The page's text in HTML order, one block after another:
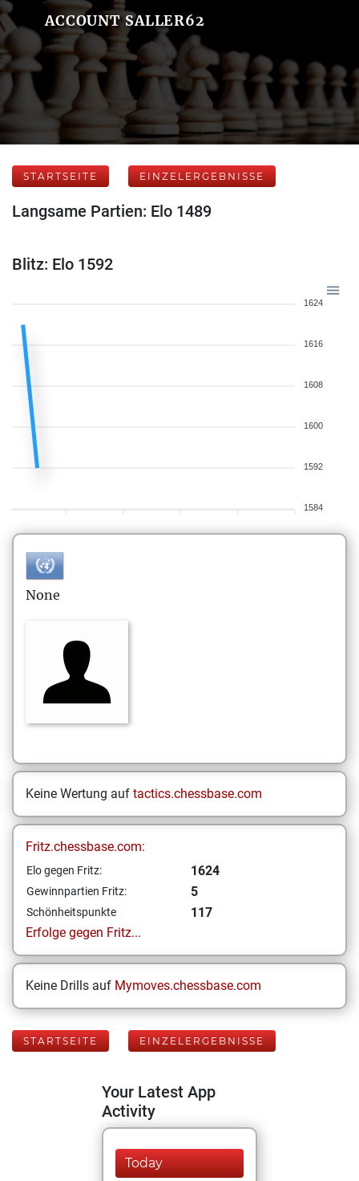
ACCOUNT SALLER62
STARTSEITE EINZELERGEBNISSE
Langsame Partien: Elo 1489
Blitz: Elo 1592
1624
1616
1608
1600
1592
1584
None
Keine Wertung auf tactics.chessbase.com
Fritz.chessbase.com:
Elo gegen Fritz: 1624
Gewinnpartien Fritz: 5
Schönheitspunkte
117
Erfolge gegen Fritz...
Keine Drills auf Mymoves.chessbase.com
STARTSEITE EINZELERGEBNISSE
Your Latest App
Activity
Today